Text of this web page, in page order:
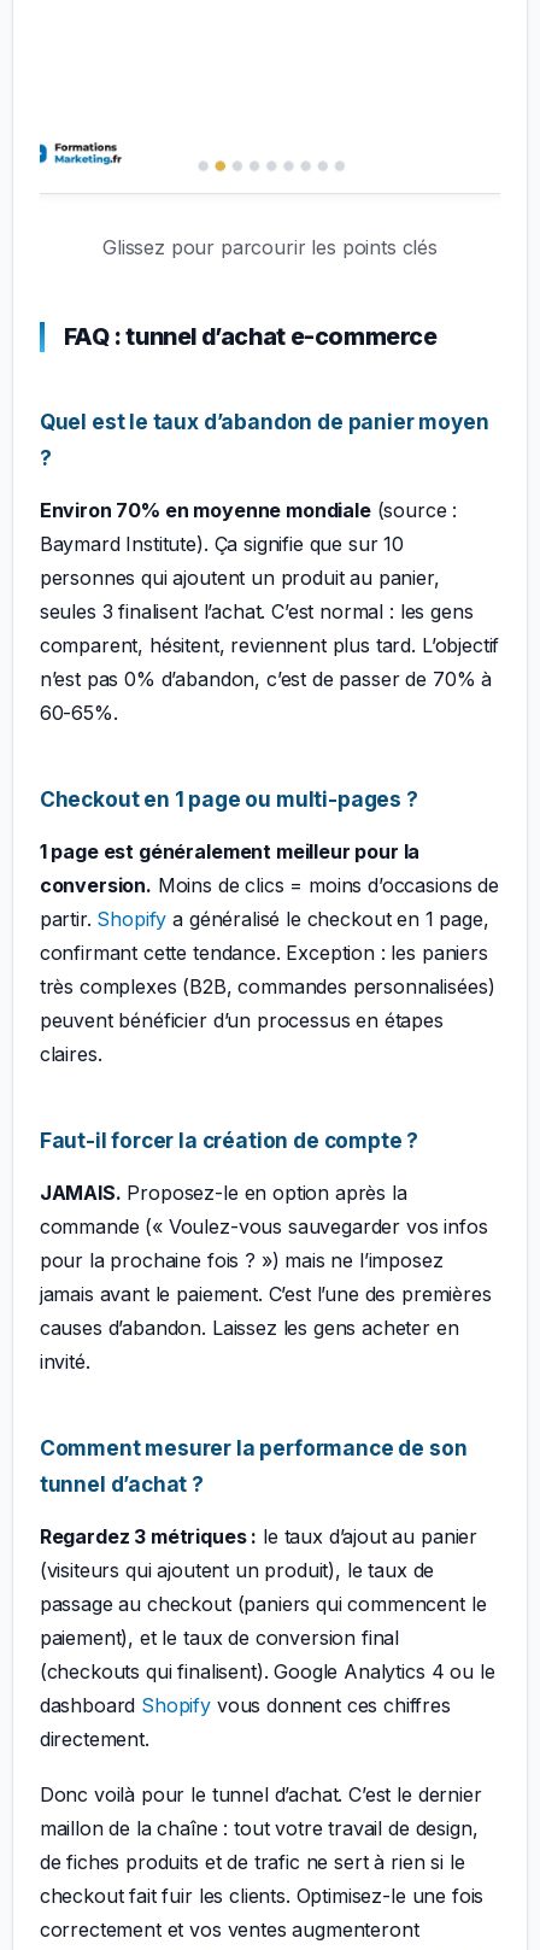
Glissez pour parcourir les points clés
FAQ : tunnel d’achat e-commerce
Quel est le taux d’abandon de panier moyen
?
Environ 70% en moyenne mondiale(source :
Baymard Institute). Ça signifie que sur 10
personnes qui ajoutent un produit au panier,
seules 3 finalisent l’achat. C’est normal : les gens
comparent, hésitent, reviennent plus tard. L’objectif
n’est pas 0% d’abandon, c’est de passer de 70% à
60-65%.
Checkout en 1 page ou multi-pages ?
1 page est généralement meilleur pour la
conversion. Moins de clics = moins d’occasions de
partir. Shopify a généralisé le checkout en 1 page,
confirmant cette tendance. Exception : les paniers
très complexes (B2B, commandes personnalisées)
peuvent bénéficier d’un processus en étapes
claires.
Faut-il forcer la création de compte ?
JAMAIS. Proposez-le en option après la
commande (« Voulez-vous sauvegarder vos infos
pour la prochaine fois ? ») mais ne l’imposez
jamais avant le paiement. C’est l’une des premières
causes d’abandon. Laissez les gens acheter en
invité.
Comment mesurer la performance de son
tunnel d’achat ?
Regardez 3 métriques : le taux d’ajout au panier
(visiteurs qui ajoutent un produit), le taux de
passage au checkout (paniers qui commencent le
paiement), et le taux de conversion final
(checkouts qui finalisent). Google Analytics 4 ou le
dashboard Shopify vous donnent ces chiffres
directement.
Donc voilà pour le tunnel d’achat. C’est le dernier
maillon de la chaîne : tout votre travail de design,
de fiches produits et de trafic ne sert à rien si le
checkout fait fuir les clients. Optimisez-le une fois
correctement et vos ventes augmenteront